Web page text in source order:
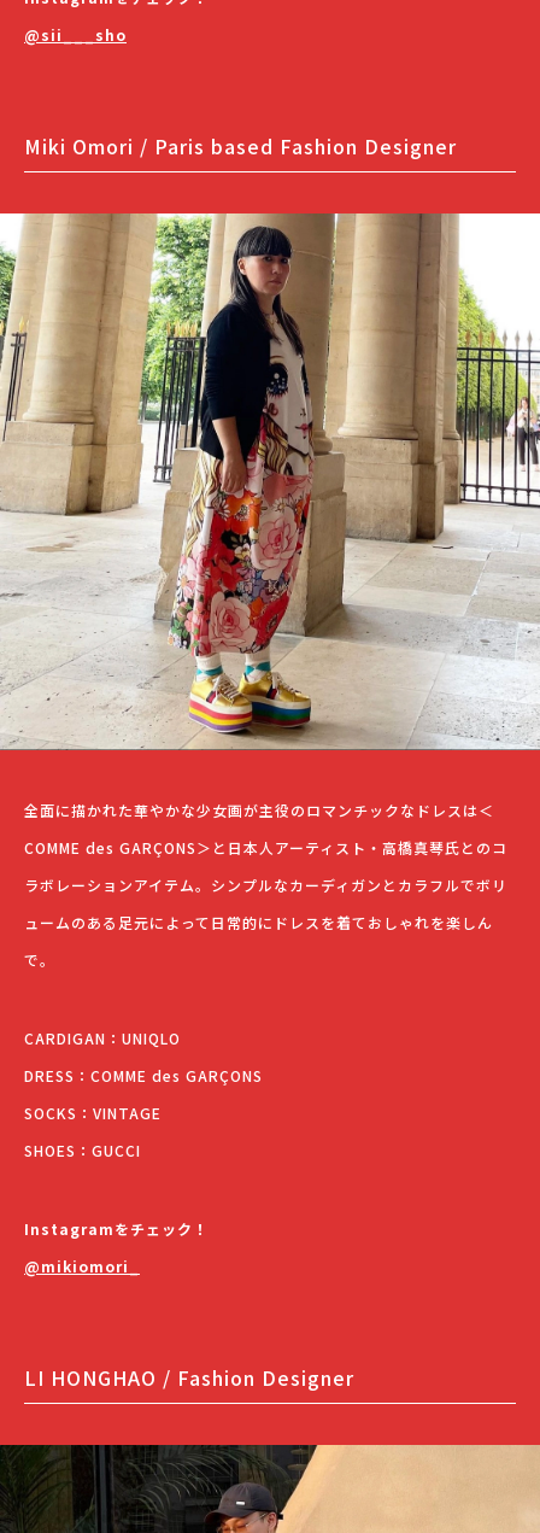
@sii___sho
Miki Omori / Paris based Fashion Designer
全面に描かれた華やかな少女画が主役のロマンチックなドレスは＜
COMME des GARÇONS＞と日本人アーティスト・高橋真琴氏とのコ
ラボレーションアイテム。シンプルなカーディガンとカラフルでボリ
ュームのある足元によって日常的にドレスを着ておしゃれを楽しん
で。
CARDIGAN：UNIQLO
DRESS：COMME des GARÇONS
SOCKS：VINTAGE
SHOES：GUCCI
Instagramをチェック！
@mikiomori_
LI HONGHAO / Fashion Designer